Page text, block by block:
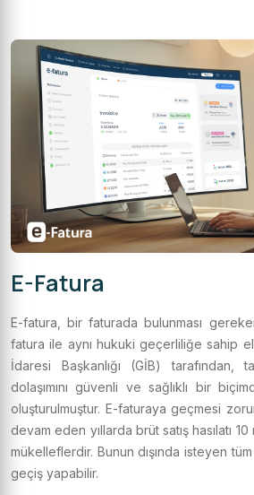
E-Fatura
E-fatura, bir faturada bulunması
fatura ile aynı hukuki geçerliliğe sahip
İdaresi Başkanlığı (GİB) tarafından,
dolaşımını güvenli ve sağlıklı bir
oluşturulmuştur. E-faturaya geçmesi
devam eden yıllarda brüt satış hasılatı
mükelleflerdir. Bunun dışında isteyen
geçiş yapabilir.